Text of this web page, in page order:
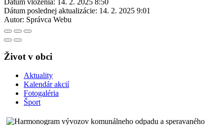
Dátum poslednej aktualizácie: 14. 2. 2025 9:01
Autor: Správca Webu
Život v obci
Aktuality
Kalendár akcií
Fotogaléria
Šport